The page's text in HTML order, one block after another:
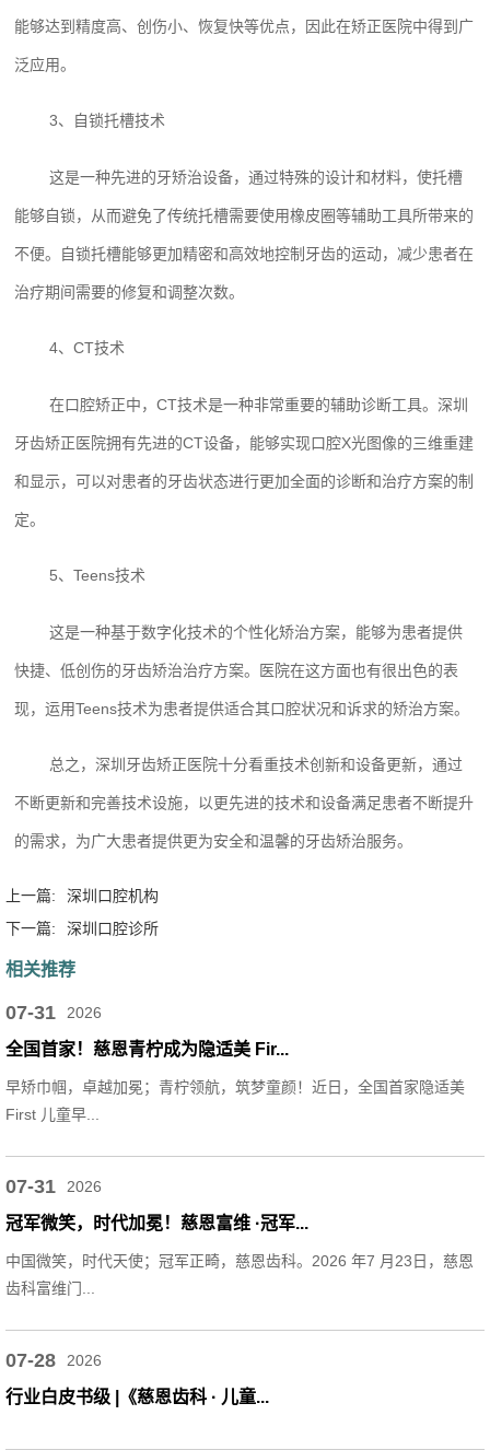
能够达到精度高、创伤小、恢复快等优点，因此在矫正医院中得到广
泛应用。
3、自锁托槽技术
这是一种先进的牙矫治设备，通过特殊的设计和材料，使托槽
能够自锁，从而避免了传统托槽需要使用橡皮圈等辅助工具所带来的
不便。自锁托槽能够更加精密和高效地控制牙齿的运动，减少患者在
治疗期间需要的修复和调整次数。
4、CT技术
在口腔矫正中，CT技术是一种非常重要的辅助诊断工具。深圳
牙齿矫正医院拥有先进的CT设备，能够实现口腔X光图像的三维重建
和显示，可以对患者的牙齿状态进行更加全面的诊断和治疗方案的制
定。
5、Teens技术
这是一种基于数字化技术的个性化矫治方案，能够为患者提供
快捷、低创伤的牙齿矫治治疗方案。医院在这方面也有很出色的表
现，运用Teens技术为患者提供适合其口腔状况和诉求的矫治方案。
总之，深圳牙齿矫正医院十分看重技术创新和设备更新，通过
不断更新和完善技术设施，以更先进的技术和设备满足患者不断提升
的需求，为广大患者提供更为安全和温馨的牙齿矫治服务。
上一篇:
深圳口腔机构
下一篇:
深圳口腔诊所
相关推荐
07-31 2026
全国首家！慈恩青柠成为隐适美 Fir...
早矫巾帼，卓越加冕；青柠领航，筑梦童颜！近日，全国首家隐适美
First 儿童早...
07-31 2026
冠军微笑，时代加冕！慈恩富维 ·冠军...
中国微笑，时代天使；冠军正畸，慈恩齿科。2026 年7 月23日，慈恩
齿科富维门...
07-28 2026
行业白皮书级 |《慈恩齿科 · 儿童...